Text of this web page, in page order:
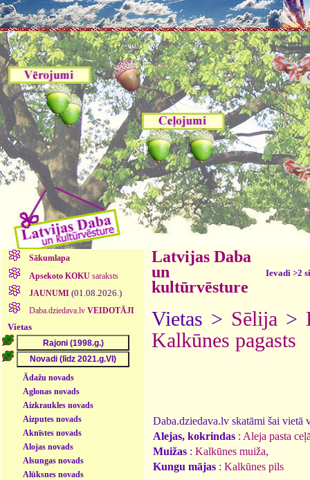
Sākumlapa
Apsekoto KOKUsaraksts
JAUNUMI (01.08.2026.)
Daba.dziedava.lv VEIDOTĀJI
Vietas
Ādažu novads
Aglonas novads
Aizkraukles novads
Aizputes novads
Aknīstes novads
Alojas novads
Alsungas novads
Alūksnes novads
Latvijas Daba
un
kultūrvēsture
Ievadi >2
Vietas > Sēlija >
Kalkūnes pagasts
Daba.dziedava.lv skatāmi šai vietā
Alejas, kokrindas : Aleja pasta
Muižas : Kalkūnes muiža,
Kungu mājas : Kalkūnes pils